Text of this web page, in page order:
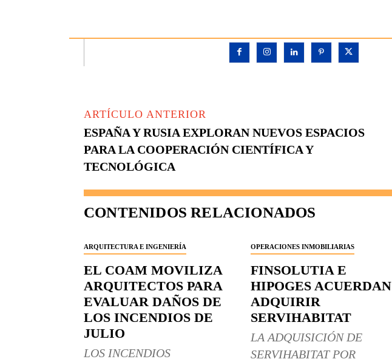
ARTÍCULO ANTERIOR
ESPAÑA Y RUSIA EXPLORAN NUEVOS ESPACIOS
PARA LA COOPERACIÓN CIENTÍFICA Y
TECNOLÓGICA
CONTENIDOS RELACIONADOS
ARQUITECTURA E INGENIERÍA
EL COAM MOVILIZA
ARQUITECTOS PARA
EVALUAR DAÑOS DE
LOS INCENDIOS DE
JULIO
LOS INCENDIOS
OPERACIONES INMOBILIARIAS
FINSOLUTIA E
HIPOGES ACUERDAN
ADQUIRIR
SERVIHABITAT
LA ADQUISICIÓN DE
SERVIHABITAT POR